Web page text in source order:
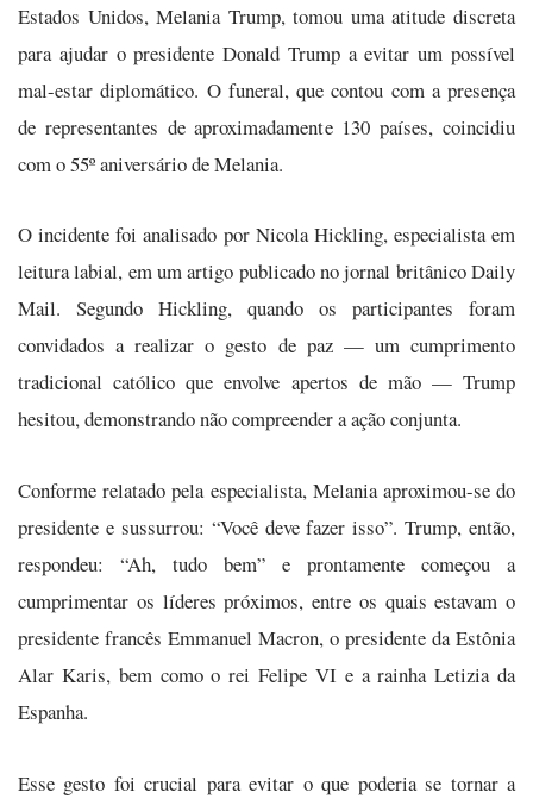
Estados Unidos, Melania Trump, tomou uma atitude discreta
para ajudar o presidente Donald Trump a evitar um possível
mal-estar diplomático. O funeral, que contou com a presença
de representantes de aproximadamente 130 países, coincidiu
com o 55º aniversário de Melania.
O incidente foi analisado por Nicola Hickling, especialista em
leitura labial, em um artigo publicado no jornal britânico Daily
Mail. Segundo Hickling, quando os participantes foram
convidados a realizar o gesto de paz — um cumprimento
tradicional católico que envolve apertos de mão — Trump
hesitou, demonstrando não compreender a ação conjunta.
Conforme relatado pela especialista, Melania aproximou-se do
presidente e sussurrou: “Você deve fazer isso”. Trump, então,
respondeu: “Ah, tudo bem” e prontamente começou a
cumprimentar os líderes próximos, entre os quais estavam o
presidente francês Emmanuel Macron, o presidente da Estônia
Alar Karis, bem como o rei Felipe VI e a rainha Letizia da
Espanha.
Esse gesto foi crucial para evitar o que poderia se tornar a